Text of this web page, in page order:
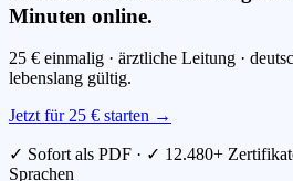
Minuten online.
25 € einmalig · ärztliche Leitung ·
lebenslang gültig.
Jetzt für 25 € starten →
✓ Sofort als PDF · ✓ 12.480+
Sprachen